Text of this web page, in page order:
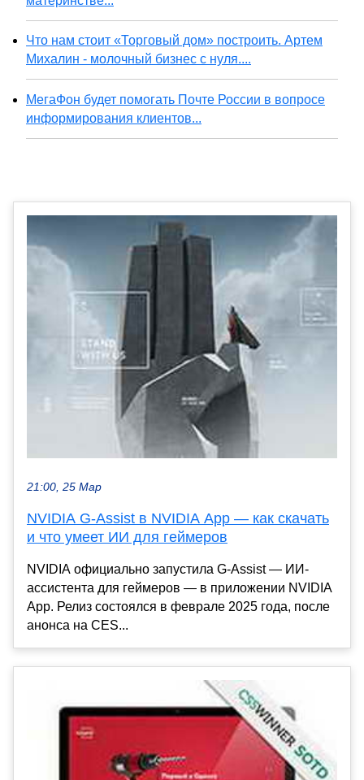
Что нам стоит «Торговый дом» построить. Артем
Михалин - молочный бизнес с нуля....
МегаФон будет помогать Почте России в вопросе
информирования клиентов...
21:00, 25 Мар
NVIDIA G-Assist в NVIDIA App — как скачать
и что умеет ИИ для геймеров
NVIDIA официально запустила G-Assist — ИИ-
ассистента для геймеров — в приложении NVIDIA
App. Релиз состоялся в феврале 2025 года, после
анонса на CES...